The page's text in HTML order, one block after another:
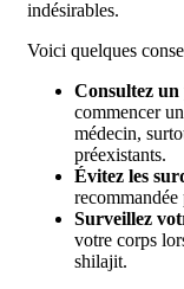
indésirables.
Voici quelques
Consultez un
commencer
médecin,
préexistants.
Évitez les
Surveillez
votre corps
shilajit.